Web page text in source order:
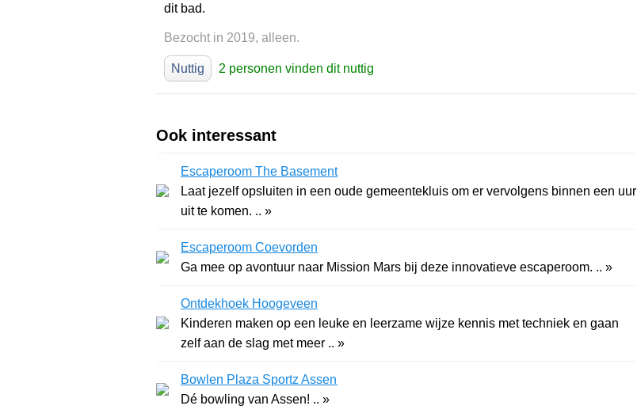
dit bad.
Bezocht in 2019, alleen.
Nuttig 2 personen vinden dit nuttig
Ook interessant
Escaperoom The Basement
Laat jezelf opsluiten in een oude gemeentekluis om er vervolgens binnen een uur
uit te komen. .. »
Escaperoom Coevorden
Ga mee op avontuur naar Mission Mars bij deze innovatieve escaperoom. .. »
Ontdekhoek Hoogeveen
Kinderen maken op een leuke en leerzame wijze kennis met techniek en gaan
zelf aan de slag met meer .. »
Bowlen Plaza Sportz Assen
Dé bowling van Assen! .. »